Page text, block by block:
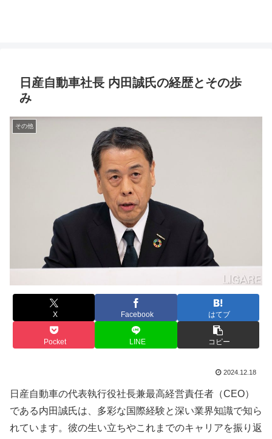
日産自動車社長 内田誠氏の経歴とその歩
み
その他
X Facebook はてブ
Pocket LINE コピー
2024.12.18
日産自動車の代表執行役社長兼最高経営責任者（CEO）
である内田誠氏は、多彩な国際経験と深い業界知識で知ら
れています。彼の生い立ちやこれまでのキャリアを振り返